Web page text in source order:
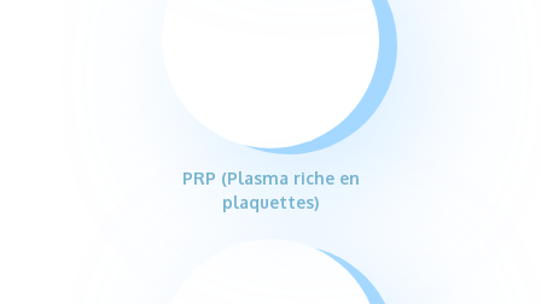
PRP (Plasma riche en
plaquettes)